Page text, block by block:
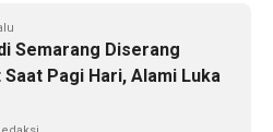
Semarang Diserang
Pagi Hari, Alami Luka